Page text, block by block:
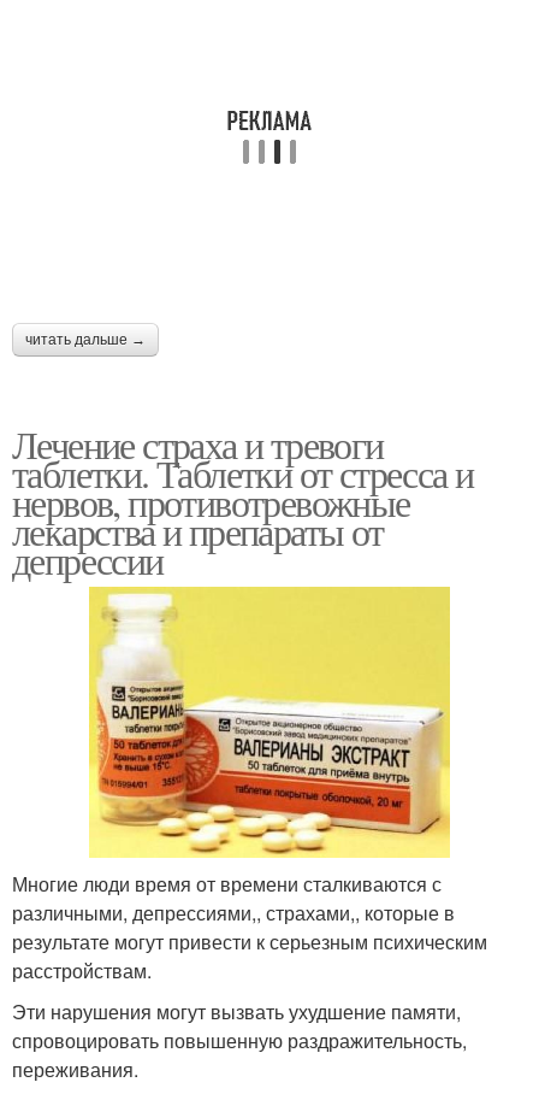
читать дальше →
Лечение страха и тревоги
таблетки. Таблетки от стресса и
нервов, противотревожные
лекарства и препараты от
депрессии
Многие люди время от времени сталкиваются с
различными, депрессиями,, страхами,, которые в
результате могут привести к серьезным психическим
расстройствам.
Эти нарушения могут вызвать ухудшение памяти,
спровоцировать повышенную раздражительность,
переживания.